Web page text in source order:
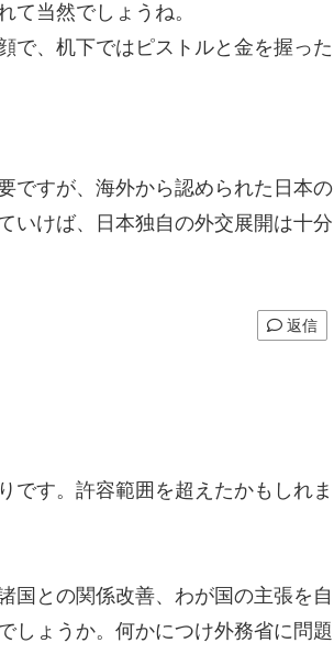
て当然でしょうね。
で、机下ではピストルと金を握った
ですが、海外から認められた日本の
いけば、日本独自の外交展開は十分
返信
です。許容範囲を超えたかもしれま
国との関係改善、わが国の主張を自
しょうか。何かにつけ外務省に問題